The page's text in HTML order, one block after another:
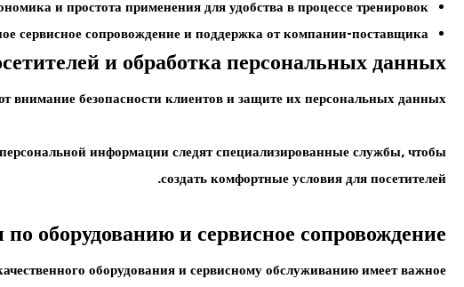
и простота применения для удобства в процессе тренировок;
сервисное сопровождение и поддержка от компании-поставщика.
и обработка персональных данных
внимание безопасности клиентов и защите их персональных данных
информации следят специализированные службы, чтобы
создать комфортные условия для посетителей.
оборудованию и сервисное сопровождение
оборудования и сервисному обслуживанию имеет важное